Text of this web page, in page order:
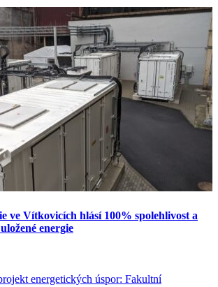
ve Vítkovicích hlásí 100% spolehlivost a
energie